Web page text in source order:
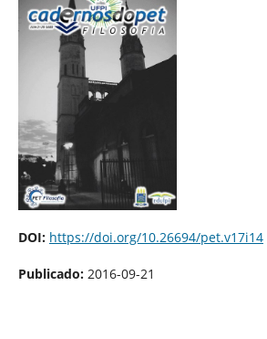
DOI: https://doi.org/10.26694/pet.v17i14
Publicado: 2016-09-21